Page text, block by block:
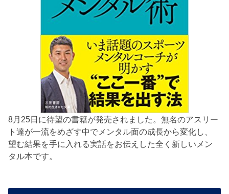
8月25日に待望の書籍が発売されました。無名のアスリー
ト達が一流をめざす中でメンタル面の成長から変化し、
望む結果を手に入れる実話をお伝えした全く新しいメン
タル本です。